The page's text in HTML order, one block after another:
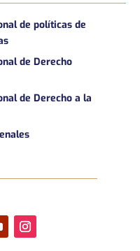
de políticas de
de Derecho
de Derecho a la